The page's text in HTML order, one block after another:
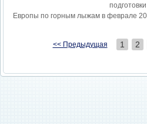
Европы по горным лыжам в феврале
<< Предыдущая 1 2